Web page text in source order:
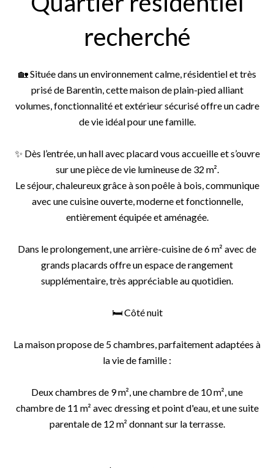
recherché
🏡 Située dans un environnement calme, résidentiel et très
prisé de Barentin, cette maison de plain-pied alliant
volumes, fonctionnalité et extérieur sécurisé offre un cadre
de vie idéal pour une famille.
✨ Dès l’entrée, un hall avec placard vous accueille et s’ouvre
sur une pièce de vie lumineuse de 32 m².
Le séjour, chaleureux grâce à son poêle à bois, communique
avec une cuisine ouverte, moderne et fonctionnelle,
entièrement équipée et aménagée.
Dans le prolongement, une arrière-cuisine de 6 m² avec de
grands placards offre un espace de rangement
supplémentaire, très appréciable au quotidien.
🛏️ Côté nuit
La maison propose de 5 chambres, parfaitement adaptées à
la vie de famille :
Deux chambres de 9 m², une chambre de 10 m², une
chambre de 11 m² avec dressing et point d'eau, et une suite
parentale de 12 m² donnant sur la terrasse.